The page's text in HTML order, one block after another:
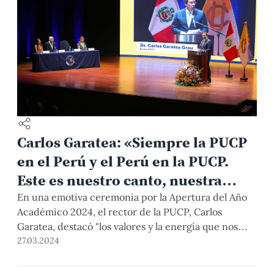
Carlos Garatea: «Siempre la PUCP
en el Perú y el Perú en la PUCP.
Este es nuestro canto, nuestra
esperanza y nuestra fe»
En una emotiva ceremonia por la Apertura del Año
Académico 2024, el rector de la PUCP, Carlos
Garatea, destacó "los valores y la energía que nos
hacen una gran comunidad al servicio del bien
27.03.2024